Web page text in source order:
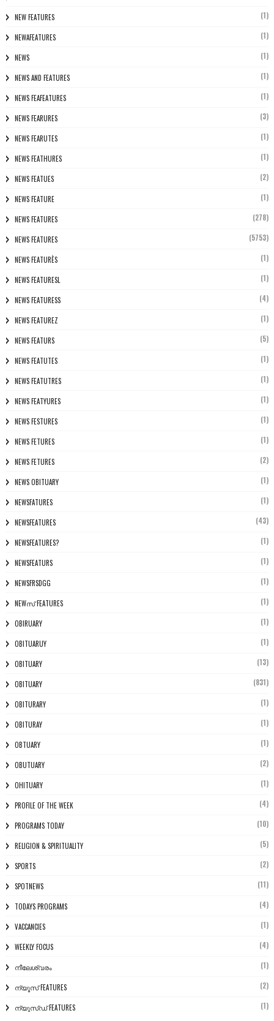
NEW FEATURES (1)
NEWAFEATURES (1)
NEWS (1)
NEWS AND FEATURES (1)
NEWS FEAFEATURES (1)
NEWS FEARURES (3)
NEWS FEARUTES (1)
NEWS FEATHURES (1)
NEWS FEATUES (2)
NEWS FEATURE (1)
NEWS FEATURES (278)
NEWS FEATURES (5753)
NEWS FEATURÈS (1)
NEWS FEATURESL (1)
NEWS FEATURESS (4)
NEWS FEATUREZ (1)
NEWS FEATURS (5)
NEWS FEATUTES (1)
NEWS FEATUTRES (1)
NEWS FEATYURES (1)
NEWS FESTURES (1)
NEWS FETURES (1)
NEWS FETURES (2)
NEWS OBITUARY (1)
NEWSFATURES (1)
NEWSFEATURES (43)
NEWSFEATURES? (1)
NEWSFEATURS (1)
NEWSFRSDGG (1)
NEWസ് FEATURES (1)
OBIRUARY (1)
OBITUARUY (1)
OBITUARY (13)
OBITUARY (831)
OBITURARY (1)
OBITURAY (1)
OBTUARY (1)
OBUTUARY (2)
OHITUARY (1)
PROFILE OF THE WEEK (4)
PROGRAMS TODAY (10)
RELIGION & SPIRITUALITY (5)
SPORTS (2)
SPOTNEWS (11)
TODAYS PROGRAMS (4)
VACCANCIES (1)
WEEKLY FOCUS (4)
നീലേശ്വരം (1)
ന്യൂസ് FEATURES (2)
ന്യൂസ്ഡ് FEATURES (1)